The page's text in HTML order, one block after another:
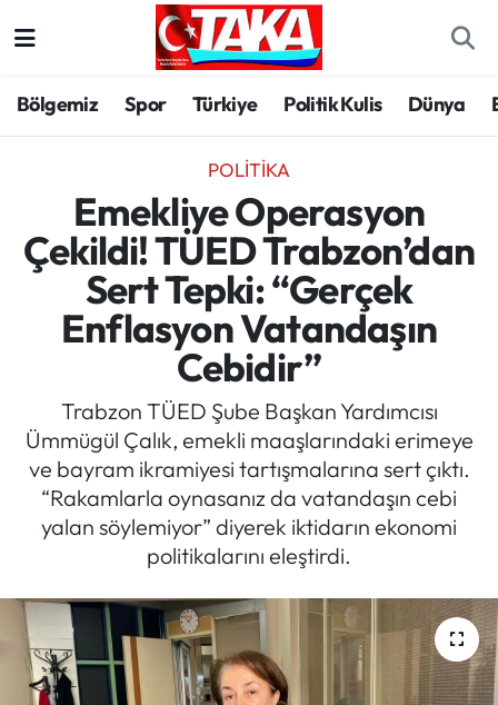
Bölgemiz Spor Türkiye Politik Kulis Dünya
POLITIKA
Emekliye Operasyon
Çekildi! TÜED Trabzon’dan
Sert Tepki: “Gerçek
Enflasyon Vatandaşın
Cebidir”
Trabzon TÜED Şube Başkan Yardımcısı
Ümmügül Çalık, emekli maaşlarındaki erimeye
ve bayram ikramiyesi tartışmalarına sert çıktı.
“Rakamlarla oynasanız da vatandaşın cebi
yalan söylemiyor” diyerek iktidarın ekonomi
politikalarını eleştirdi.
Spor
Türkiye
Kültür/Sanat
Politika
Dünya
Magazin
Mektup Galeri
Röportaj
Manşet
Trabzon Hava Durumu
Trabzon Trafik Yoğunluk Haritası
Süper Lig Puan Durumu ve Fikstür
Tüm Manşetler
Son Dakika Haberleri
Haber Arşivi